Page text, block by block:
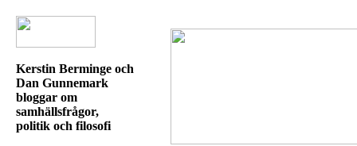
Kerstin Berminge och
Dan Gunnemark
bloggar om
samhällsfrågor,
politik och filosofi